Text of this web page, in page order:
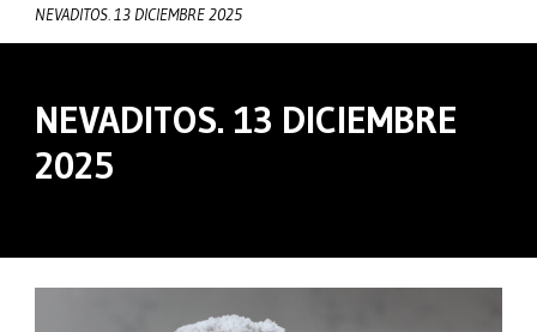
NEVADITOS. 13 DICIEMBRE 2025
NEVADITOS. 13 DICIEMBRE
2025